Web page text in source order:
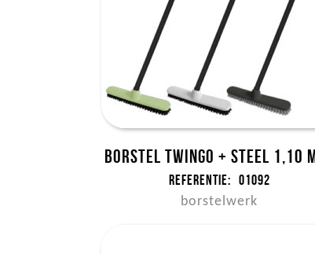
Borstel Twingo + steel 1,10
Referentie: 01092
borstelwerk